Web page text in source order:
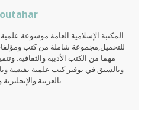
المكتبة الإسلامية العامة موسوعة
للتحميل,مجموعة شاملة من كتب
مهما من الكتب الأدبية والثقافية.
وبالسبق في توفير كتب علمية نفيسة
بالعربية